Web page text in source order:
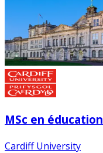
MSc en éducation
Cardiff University